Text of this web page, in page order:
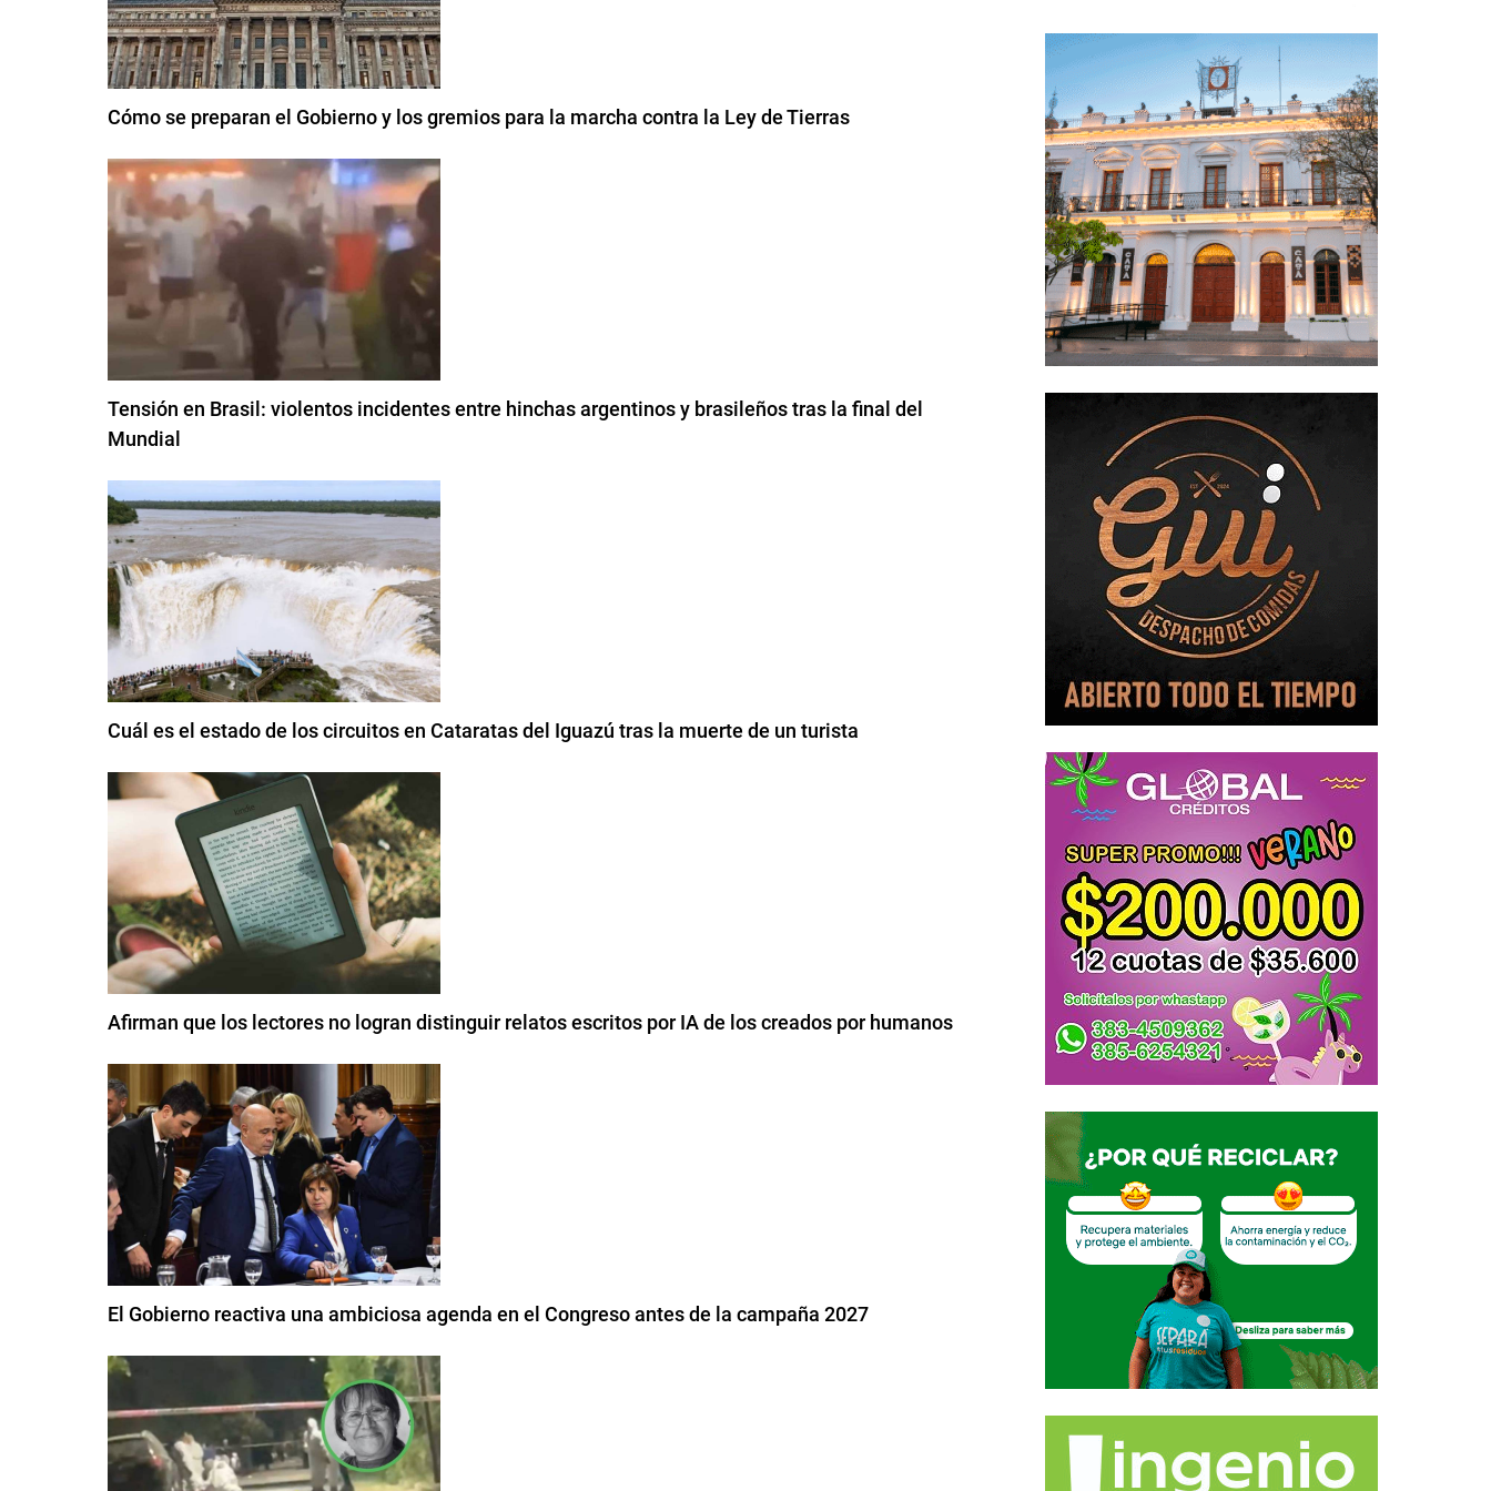
Cómo se preparan el Gobierno y los gremios para la marcha contra la Ley de Tierras
Tensión en Brasil: violentos incidentes entre hinchas argentinos y brasileños tras la final del
Mundial
Cuál es el estado de los circuitos en Cataratas del Iguazú tras la muerte de un turista
Afirman que los lectores no logran distinguir relatos escritos por IA de los creados por humanos
El Gobierno reactiva una ambiciosa agenda en el Congreso antes de la campaña 2027